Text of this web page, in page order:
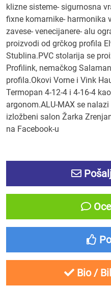
klizne sisteme- sigurnosna
fixne komarnike- harmonika
zavese- venecijanere- alu
proizvodi od grčkog profila
Stublina.PVC stolarija se
Profilink, nemačkog
profila.Okovi Vorne i Vink
Termopan 4-12-4 i 4-16-4
argonom.ALU-MAX se
izložbeni salon Žarka
na Facebook-u
Bio /